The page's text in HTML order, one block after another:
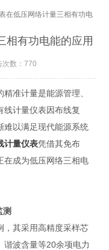
在低压网络计量三相有功电
相有功电能的应用
次数：770
准计量是能源管理、
线计量仪表因布线复
难以满足现代能源系统
计量仪表凭借其免布
在成为低压网络三相电
测
其采用高精度采样芯
谐波含量等20余项电力